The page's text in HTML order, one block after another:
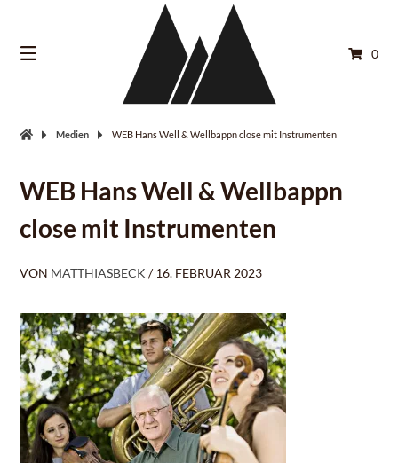
Inhalt
0
Medien WEB Hans Well & Wellbappn close mit Instrumenten
WEB Hans Well & Wellbappn
close mit Instrumenten
VON MATTHIASBECK / 16. FEBRUAR 2023